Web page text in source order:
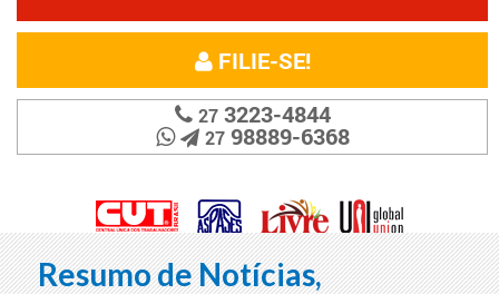
FILIE-SE!
273223-4844
2798889-6368
Resumo de Notícias,